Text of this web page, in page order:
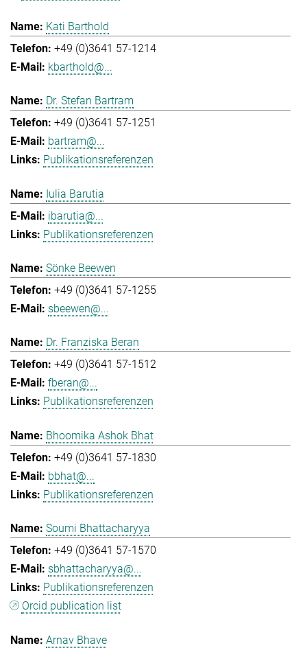
Kati Barthold
+49 (0)3641 57-1214
kbarthold@...
Dr. Stefan Bartram
+49 (0)3641 57-1251
bartram@...
Publikationsreferenzen
Iulia Barutia
ibarutia@...
Publikationsreferenzen
Sönke Beewen
+49 (0)3641 57-1255
sbeewen@...
Dr. Franziska Beran
+49 (0)3641 57-1512
fberan@...
Publikationsreferenzen
Bhoomika Ashok Bhat
+49 (0)3641 57-1830
bbhat@...
Publikationsreferenzen
Soumi Bhattacharyya
+49 (0)3641 57-1570
sbhattacharyya@...
Publikationsreferenzen
Orcid publication list
Arnav Bhave